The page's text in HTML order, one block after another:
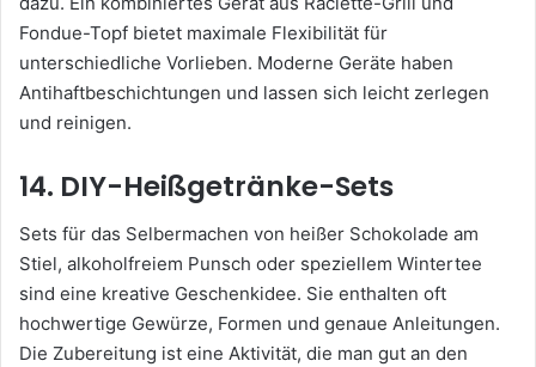
Fondue-Topf bietet maximale Flexibilität für
unterschiedliche Vorlieben. Moderne Geräte haben
Antihaftbeschichtungen und lassen sich leicht zerlegen
und reinigen.
14. DIY-Heißgetränke-Sets
Sets für das Selbermachen von heißer Schokolade am
Stiel, alkoholfreiem Punsch oder speziellem Wintertee
sind eine kreative Geschenkidee. Sie enthalten oft
hochwertige Gewürze, Formen und genaue Anleitungen.
Die Zubereitung ist eine Aktivität, die man gut an den